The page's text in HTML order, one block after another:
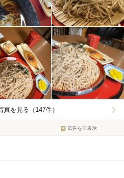
真を見る（147件）
広告を非表示